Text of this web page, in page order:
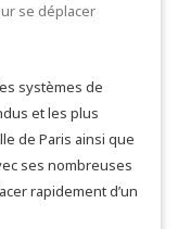
se déplacer
systèmes de
et les plus
de Paris ainsi que
ses nombreuses
rapidement d’un